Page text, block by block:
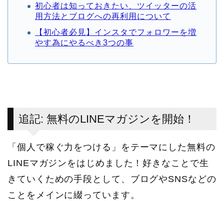
初心者は知っておきたい、ツイッターの活
用方法とブログへの再利用について
【初心者必見】インスタでフォロワーを増
やす為にやるべき3つの事
追記: 無料のLINEマガジンを開始！
「個人で稼ぐ力をつける」をテーマにした無料の
LINEマガジンをはじめました！好きなことで生
きていくための手段として、ブログやSNSなどの
ことをメインに綴っています。